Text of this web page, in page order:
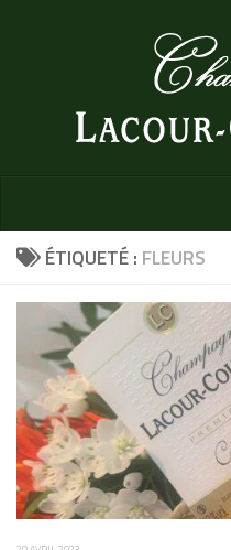
Au dessous du contenu
ÉTIQUETÉ : FLEURS